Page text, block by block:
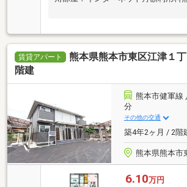
賃貸アパート
熊本県熊本市東区江津１
階建
熊本市健軍線
分
その他の交通
築4年2ヶ月 / 2階
熊本県熊本市
6.10万円